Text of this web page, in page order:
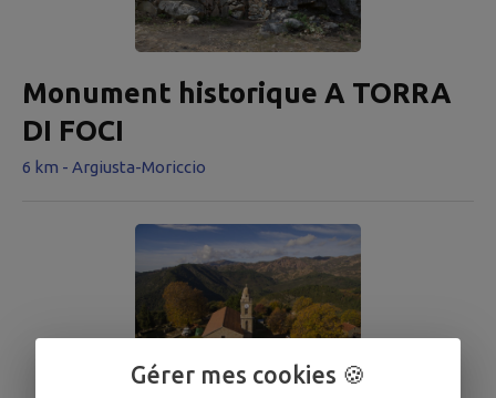
Monument historique A TORRA
DI FOCI
6 km - Argiusta-Moriccio
Gérer mes cookies 🍪